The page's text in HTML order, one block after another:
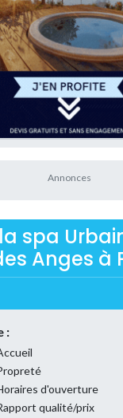
spa
Anges à
:
d'ouverture
qualité/prix